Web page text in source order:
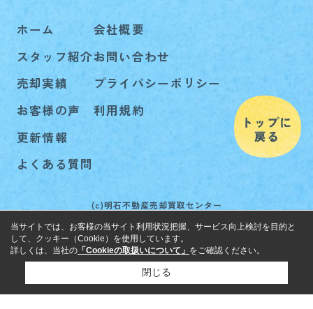
ホーム
スタッフ紹介
売却実績
お客様の声
更新情報
よくある質問
会社概要
お問い合わせ
プライバシーポリシー
利用規約
(c)明石不動産売却買取センター
当サイトでは、お客様の当サイト利用状況把握、サービス向上検討を目的と
して、クッキー（Cookie）を使用しています。
詳しくは、当社の 「Cookieの取扱いについて」 をご確認ください。
閉じる